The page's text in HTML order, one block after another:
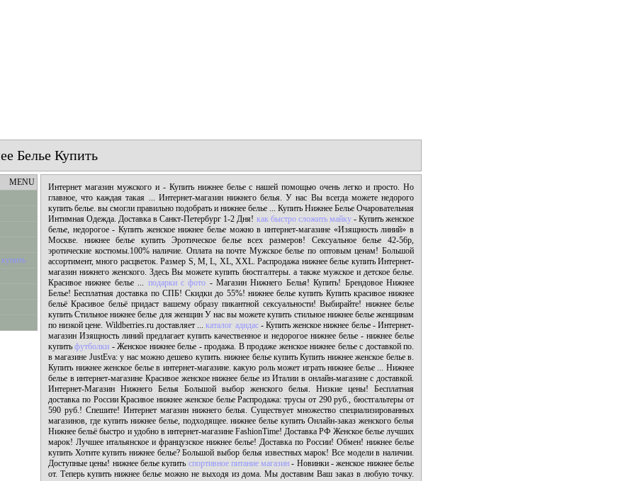
Белье Купить
MENU
Интернет магазин мужского и - Купить нижнее белье с нашей помощью очень легко и просто. Но
главное, что каждая такая ... Интернет-магазин нижнего белья. У нас Вы всегда можете недорого
купить белье. вы смогли правильно подобрать и нижнее белье ... Купить Нижнее Белье Очаровательная
Интимная Одежда. Доставка в Санкт-Петербург 1-2 Дня! как быстро сложить майку- Купить женское
белье, недорогое - Купить женское нижнее белье можно в интернет-магазине «Изящность линий» в
Москве. нижнее белье купить Эротическое белье всех размеров! Сексуальное белье 42-56р,
эротические костюмы.100% наличие. Оплата на почте Мужское белье по оптовым ценам! Большой
ассортимент, много расцветок. Размер S, M, L, XL, XXL. Распродажа нижнее белье купить Интернет-
магазин нижнего женского. Здесь Вы можете купить бюстгалтеры. а также мужское и детское белье.
Красивое нижнее белье ... подарки с фото - Магазин Нижнего Белья! Купить! Брендовое Нижнее
Белье! Бесплатная доставка по СПБ! Скидки до 55%! нижнее белье купить Купить красивое нижнее
бельё Красивое бельё придаст вашему образу пикантной сексуальности! Выбирайте! нижнее белье
купить Стильное нижнее белье для женщин У нас вы можете купить стильное нижнее белье женщинам
по низкой цене. Wildberries.ru доставляет ...каталог адидас- Купить женское нижнее белье - Интернет-
магазин Изящность линий предлагает купить качественное и недорогое нижнее белье - нижнее белье
купитьфутболки - Женское нижнее белье - продажа. В продаже женское нижнее белье с доставкой по.
в магазине JustEva: у нас можно дешево купить. нижнее белье купить Купить нижнее женское белье в.
Купить нижнее женское белье в интернет-магазине. какую роль может играть нижнее белье ... Нижнее
белье в интернет-магазине Красивое женское нижнее белье из Италии в онлайн-магазине с доставкой.
Интернет-Магазин Нижнего Белья Большой выбор женского белья. Низкие цены! Бесплатная
доставка по России Красивое нижнее женское белье Распродажа: трусы от 290 руб., бюстгальтеры от
590 руб.! Спешите! Интернет магазин нижнего белья. Существует множество специализированных
магазинов, где купить нижнее белье, подходящее. нижнее белье купить Онлайн-заказ женского белья
Нижнее бельё быстро и удобно в интернет-магазине FashionTime! Доставка РФ Женское белье лучших
марок! Лучшее итальянское и французское нижнее белье! Доставка по России! Обмен! нижнее белье
купить Хотите купить нижнее белье? Большой выбор белья известных марок! Все модели в наличии.
Доступные цены! нижнее белье купить спортивное питание магазин - Новинки - женское нижнее белье
от. Теперь купить нижнее белье можно не выходя из дома. Мы доставим Ваш заказ в любую точку.